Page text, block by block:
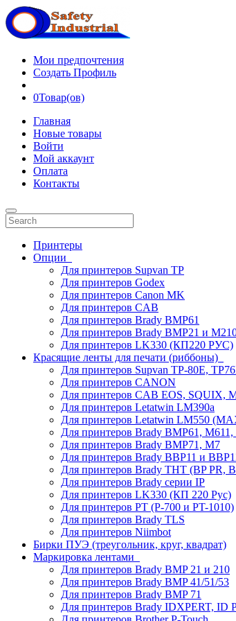
Мои предпочтения
Создать Профиль
0Товар(ов)
Главная
Новые товары
Войти
Мой аккаунт
Оплата
Контакты
Принтеры
Опции
Для принтеров Supvan TP
Для принтеров Godex
Для принтеров Canon MK
Для принтеров CAB
Для принтеров Brady BMP61
Для принтеров Brady BMP21 и
Для принтеров LK330 (КП220 РУС)
Красящие ленты для печати (риббоны)
Для принтеров Supvan TP-80E,
Для принтеров CANON
Для принтеров CAB EOS, SQUIX,
Для принтеров Letatwin LM390a
Для принтеров Letatwin LM550
Для принтеров Brady BMP61,
Для принтеров Brady BMP71, M7
Для принтеров Brady BBP11 и
Для принтеров Brady THT (BP PR,
Для принтеров Brady серии IP
Для принтеров LK330 (КП 220 Рус)
Для принтеров PT (P-700 и PT-1010)
Для принтеров Brady TLS
Для принтеров Niimbot
Бирки ПУЭ (треугольник, круг, квадрат)
Маркировка лентами
Для принтеров Brady BMP 21 и 210
Для принтеров Brady BMP 41/51/53
Для принтеров Brady BMP 71
Для принтеров Brady IDXPERT, ID